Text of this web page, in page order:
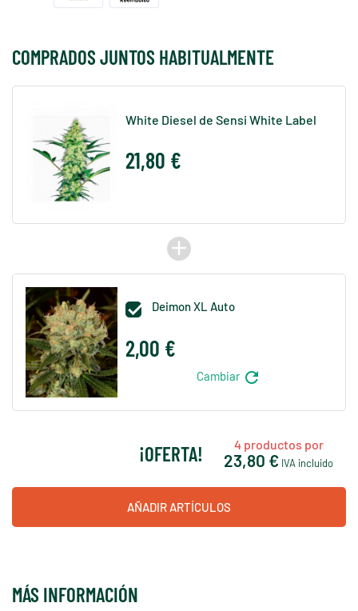
COMPRADOS JUNTOS HABITUALMENTE
White Diesel de Sensi White Label
21,80 €
add
 Deimon XL Auto
2,00 €
Cambiar refresh
¡OFERTA! 4productos por
23,80 € IVA incluido
AÑADIR ARTÍCULOS
MÁS INFORMACIÓN